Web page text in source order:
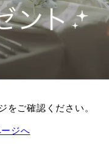
ご確認ください。
ジへ